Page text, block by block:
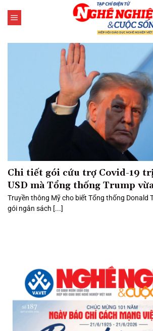
qua
dung
Chi tiết gói cứu trợ Covid-19
USD mà Tổng thống Trump
Truyền thông Mỹ cho biết Tổng thống Donald
gói ngân sách [...]